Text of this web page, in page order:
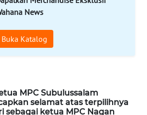
News
Buka Katalog
MPC Subulussalam
selamat atas terpilihnya
sebagai ketua MPC Nagan